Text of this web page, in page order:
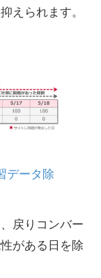
えられます。
データ除
戻りコンバー
がある日を除